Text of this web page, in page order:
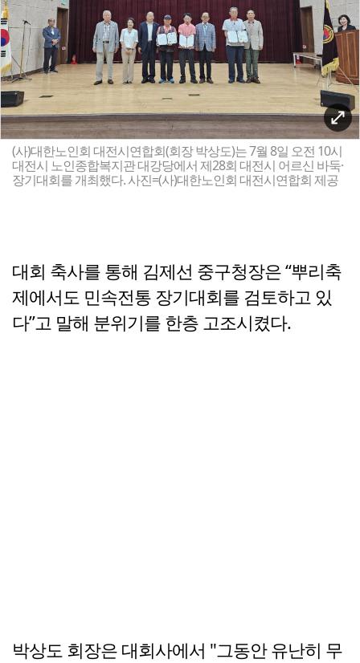
(사)대한노인회 대전시연합회(회장 박상도)는 7월 8일 오전 10시
대전시 노인종합복지관 대강당에서 제28회 대전시 어르신 바둑·
장기대회를 개최했다. 사진=(사)대한노인회 대전시연합회 제공
대회 축사를 통해 김제선 중구청장은 “뿌리축
제에서도 민속전통 장기대회를 검토하고 있
다”고 말해 분위기를 한층 고조시켰다.
박상도 회장은 대회사에서 "그동안 유난히 무